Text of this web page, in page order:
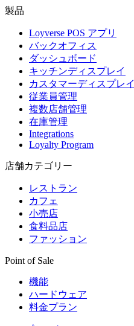
製品
Loyverse POS アプリ
バックオフィス
ダッシュボード
キッチンディスプレイ
カスタマーディスプレイ
従業員管理
複数店舗管理
在庫管理
Integrations
Loyalty Program
店舗カテゴリー
レストラン
カフェ
小売店
食料品店
ファッション
Point of Sale
機能
ハードウェア
料金プラン